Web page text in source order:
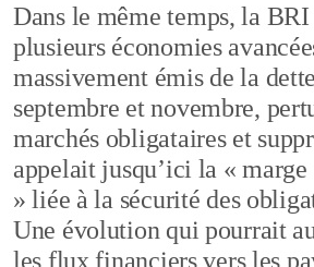
Dans le même temps, la
plusieurs économies
massivement émis de la
septembre et novembre,
marchés obligataires et
appelait jusqu’ici la «
» liée à la sécurité des
Une évolution qui pourrait
les flux financiers vers les